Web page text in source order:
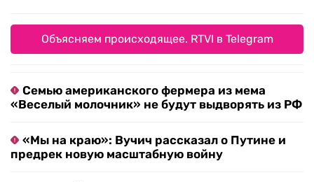
Объясняем происходящее. RTVI в Telegram
Семью американского фермера из мема
«Веселый молочник» не будут выдворять из РФ
«Мы на краю»: Вучич рассказал о Путине и
предрек новую масштабную войну